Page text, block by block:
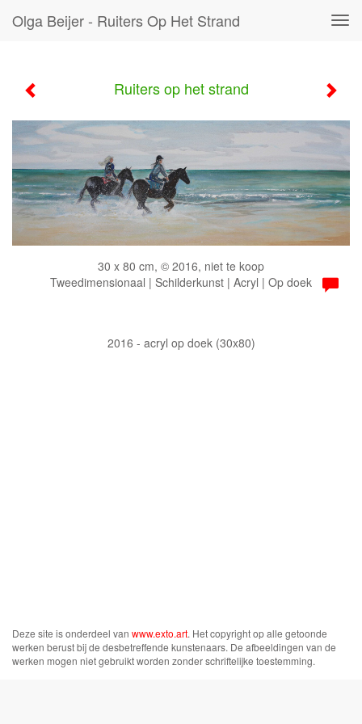
Olga Beijer - Ruiters Op Het Strand
Ruiters op het strand
30 x 80 cm, © 2016, niet te koop
Tweedimensionaal | Schilderkunst | Acryl | Op doek
2016 - acryl op doek (30x80)
Deze site is onderdeel van www.exto.art. Het copyright op alle getoonde
werken berust bij de desbetreffende kunstenaars. De afbeeldingen van de
werken mogen niet gebruikt worden zonder schriftelijke toestemming.